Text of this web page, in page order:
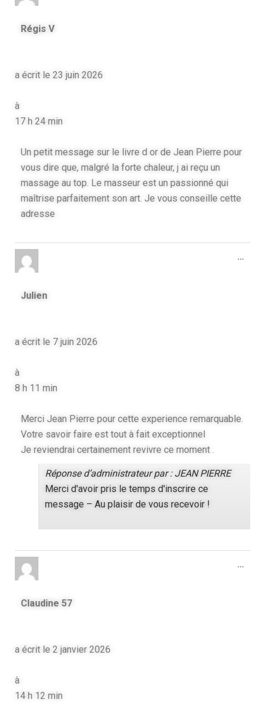
Régis V
a écrit le 23 juin 2026
à
17 h 24 min
Un petit message sur le livre d or de Jean Pierre pour
vous dire que, malgré la forte chaleur, j ai reçu un
massage au top. Le masseur est un passionné qui
maîtrise parfaitement son art. Je vous conseille cette
adresse
Julien
a écrit le 7 juin 2026
à
8 h 11 min
Merci Jean Pierre pour cette experience remarquable.
Votre savoir faire est tout à fait exceptionnel
Je reviendrai certainement revivre ce moment .
Réponse d’administrateur par : JEAN PIERRE
Merci d'avoir pris le temps d'inscrire ce
message – Au plaisir de vous recevoir !
…
Claudine 57
a écrit le 2 janvier 2026
à
14 h 12 min
…